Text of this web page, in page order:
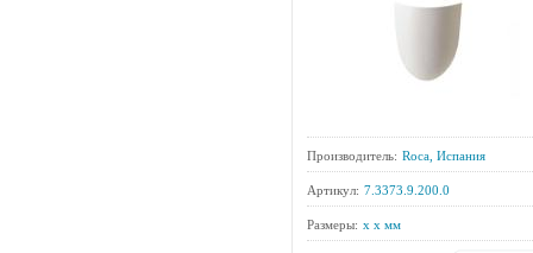
Производитель: Roca, Испания
Артикул: 7.3373.9.200.0
Размеры: x x мм